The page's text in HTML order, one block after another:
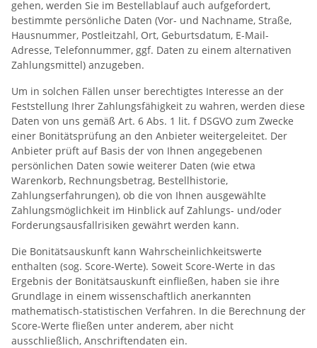
gehen, werden Sie im Bestellablauf auch aufgefordert,
bestimmte persönliche Daten (Vor- und Nachname, Straße,
Hausnummer, Postleitzahl, Ort, Geburtsdatum, E-Mail-
Adresse, Telefonnummer, ggf. Daten zu einem alternativen
Zahlungsmittel) anzugeben.
Um in solchen Fällen unser berechtigtes Interesse an der
Feststellung Ihrer Zahlungsfähigkeit zu wahren, werden diese
Daten von uns gemäß Art. 6 Abs. 1 lit. f DSGVO zum Zwecke
einer Bonitätsprüfung an den Anbieter weitergeleitet. Der
Anbieter prüft auf Basis der von Ihnen angegebenen
persönlichen Daten sowie weiterer Daten (wie etwa
Warenkorb, Rechnungsbetrag, Bestellhistorie,
Zahlungserfahrungen), ob die von Ihnen ausgewählte
Zahlungsmöglichkeit im Hinblick auf Zahlungs- und/oder
Forderungsausfallrisiken gewährt werden kann.
Die Bonitätsauskunft kann Wahrscheinlichkeitswerte
enthalten (sog. Score-Werte). Soweit Score-Werte in das
Ergebnis der Bonitätsauskunft einfließen, haben sie ihre
Grundlage in einem wissenschaftlich anerkannten
mathematisch-statistischen Verfahren. In die Berechnung der
Score-Werte fließen unter anderem, aber nicht
ausschließlich, Anschriftendaten ein.